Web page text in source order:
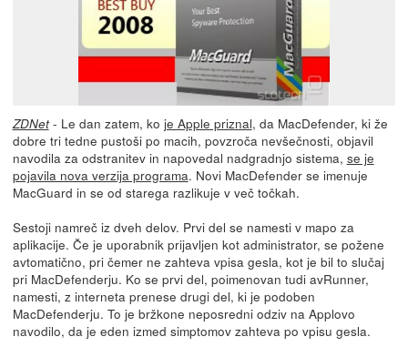
ZDNet- Le dan zatem, ko je Apple priznal, da MacDefender, ki že
dobre tri tedne pustoši po macih, povzroča nevšečnosti, objavil
navodila za odstranitev in napovedal nadgradnjo sistema, se je
pojavila nova verzija programa. Novi MacDefender se imenuje
MacGuard in se od starega razlikuje v več točkah.
Sestoji namreč iz dveh delov. Prvi del se namesti v mapo za
aplikacije. Če je uporabnik prijavljen kot administrator, se požene
avtomatično, pri čemer ne zahteva vpisa gesla, kot je bil to slučaj
pri MacDefenderju. Ko se prvi del, poimenovan tudi avRunner,
namesti, z interneta prenese drugi del, ki je podoben
MacDefenderju. To je bržkone neposredni odziv na Applovo
navodilo, da je eden izmed simptomov zahteva po vpisu gesla.